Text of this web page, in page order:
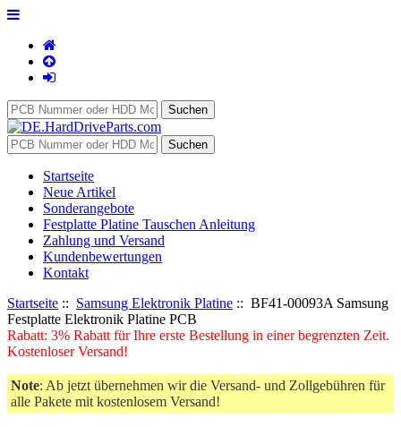
Startseite
Neue Artikel
Sonderangebote
Festplatte Platine Tauschen Anleitung
Zahlung und Versand
Kundenbewertungen
Kontakt
Startseite :: Samsung Elektronik Platine :: BF41-00093A Samsung
Festplatte Elektronik Platine PCB
Rabatt: 3% Rabatt für Ihre erste Bestellung in einer begrenzten Zeit.
Kostenloser Versand!
Note: Ab jetzt übernehmen wir die Versand- und Zollgebühren für
alle Pakete mit kostenlosem Versand!